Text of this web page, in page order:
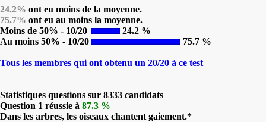
24.2% ont eu moins de la moyenne.
75.7% ont eu au moins la moyenne.
Moins de 50% - 10/20
24.2 %
Au moins 50% - 10/20
75.7 %
Tous les membres qui ont obtenu un 20/20 à ce test
Statistiques questions sur 8333 candidats
Question 1 réussie à 87.3 %
Dans les arbres, les oiseaux chantent gaiement.*